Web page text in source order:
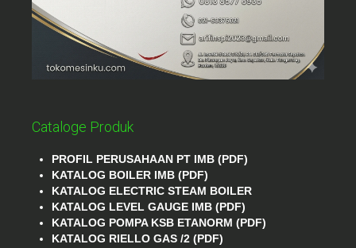
Cataloge Produk
PROFIL PERUSAHAAN PT IMB (PDF)
KATALOG BOILER IMB (PDF)
KATALOG ELECTRIC STEAM BOILER
KATALOG LEVEL GAUGE IMB (PDF)
KATALOG POMPA KSB ETANORM (PDF)
KATALOG RIELLO GAS /2 (PDF)